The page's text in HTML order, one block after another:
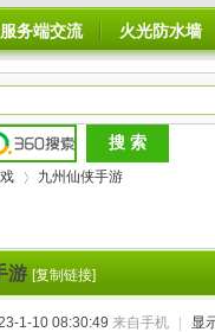
服务端交流 火光防水墙
›
九州仙侠手游
游 [复制链接]
1-10 08:30:49 来自手机 显